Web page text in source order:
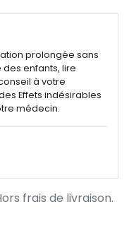
prolongée sans
enfants, lire
à votre
Effets indésirables
médecin.
frais de livraison.